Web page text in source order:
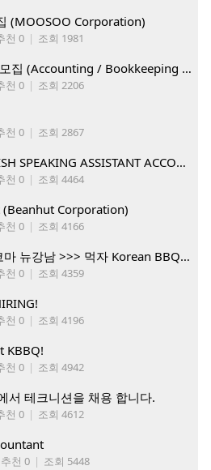
(MOOSOO Corporation)
천 0 | 조회 1981
Young Ocean, Inc. 직원 모집 (Accounting / Bookkeeping 분야)
천 0 | 조회 2206
천 0 | 조회 2867
HIRING KOREAN/ENGLISH SPEAKING ASSISTANT ACCOUNT MANAGER
천 0 | 조회 4464
(Beanhut Corporation)
천 0 | 조회 4166
새롭게 오픈하는 (구)타코마 뉴강남 >>> 먹자 Korean BBQ 구인중
천 0 | 조회 4359
천 0 | 조회 4196
KBBQ!
천 0 | 조회 4942
서 테크니션을 채용 합니다.
천 0 | 조회 4612
추천 0 | 조회 5448